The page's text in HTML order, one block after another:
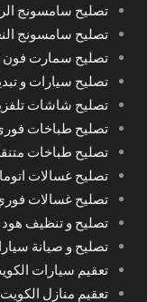
تصليح سامسونج
تصليح سامسونج
تصليح سمارت فون في
تصليح سيارات و تبديل
تصليح شاشات
تصليح طباخات
تصليح طباخات
تصليح غسالات
تصليح غسالات
تصليح و تنظيف
تصليح و صيانة
تعقيم سيارات
تعقيم منازل الكويت